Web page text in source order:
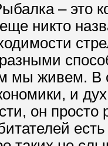
– это
никто
мы живем. В
и
он